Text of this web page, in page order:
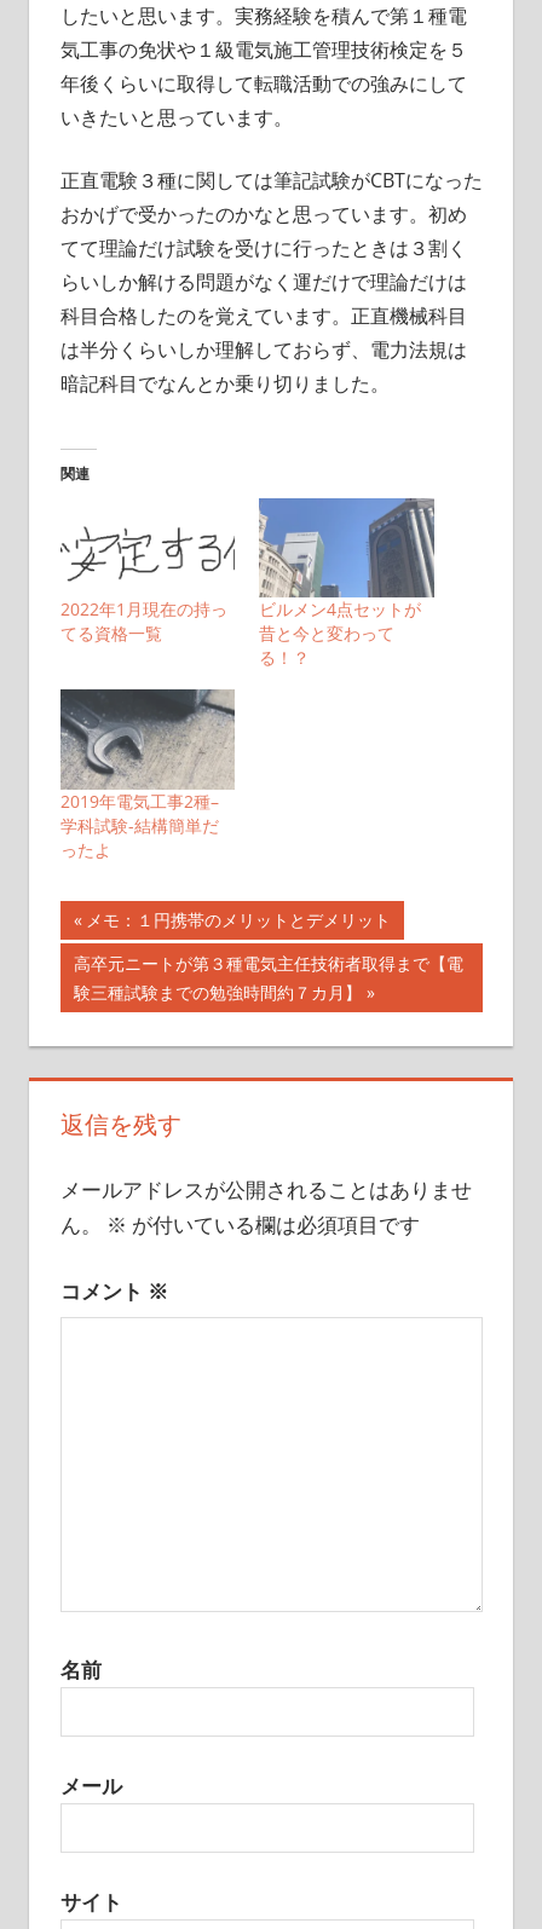
したいと思います。実務経験を積んで第１種電
気工事の免状や１級電気施工管理技術検定を５
年後くらいに取得して転職活動での強みにして
いきたいと思っています。
正直電験３種に関しては筆記試験がCBTになった
おかげで受かったのかなと思っています。初め
てて理論だけ試験を受けに行ったときは３割く
らいしか解ける問題がなく運だけで理論だけは
科目合格したのを覚えています。正直機械科目
は半分くらいしか理解しておらず、電力法規は
暗記科目でなんとか乗り切りました。
関連
2022年1月現在の持っ
てる資格一覧
ビルメン4点セットが
昔と今と変わって
る！？
2019年電気工事2種–
学科試験-結構簡単だ
ったよ
投
稿
ナ
ビ
ゲ
シ
ン
前
の
記
事:
メモ：１円携帯のメリットとデメリット
次
の
記
事:
高卒元ニートが第３種電気主任技術者取得まで【電
験三種試験までの勉強時間約７カ月】
返信を残す
メールアドレスが公開されることはありませ
ん。
※ が付いている欄は必須項目です
コメント ※
名前
メール
サイト